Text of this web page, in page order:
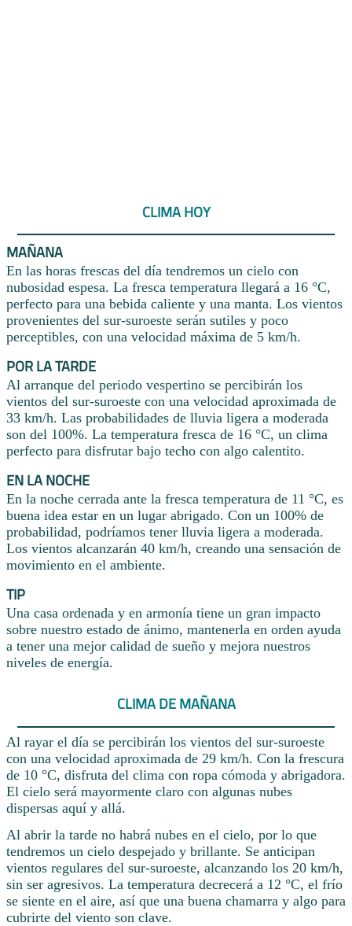
CLIMA HOY
MAÑANA
En las horas frescas del día tendremos un cielo con
nubosidad espesa. La fresca temperatura llegará a 16 °C,
perfecto para una bebida caliente y una manta. Los vientos
provenientes del sur-suroeste serán sutiles y poco
perceptibles, con una velocidad máxima de 5 km/h.
POR LA TARDE
Al arranque del periodo vespertino se percibirán los
vientos del sur-suroeste con una velocidad aproximada de
33 km/h. Las probabilidades de lluvia ligera a moderada
son del 100%. La temperatura fresca de 16 °C, un clima
perfecto para disfrutar bajo techo con algo calentito.
EN LA NOCHE
En la noche cerrada ante la fresca temperatura de 11 °C, es
buena idea estar en un lugar abrigado. Con un 100% de
probabilidad, podríamos tener lluvia ligera a moderada.
Los vientos alcanzarán 40 km/h, creando una sensación de
movimiento en el ambiente.
TIP
Una casa ordenada y en armonía tiene un gran impacto
sobre nuestro estado de ánimo, mantenerla en orden ayuda
a tener una mejor calidad de sueño y mejora nuestros
niveles de energía.
CLIMA DE MAÑANA
Al rayar el día se percibirán los vientos del sur-suroeste
con una velocidad aproximada de 29 km/h. Con la frescura
de 10 °C, disfruta del clima con ropa cómoda y abrigadora.
El cielo será mayormente claro con algunas nubes
dispersas aquí y allá.
Al abrir la tarde no habrá nubes en el cielo, por lo que
tendremos un cielo despejado y brillante. Se anticipan
vientos regulares del sur-suroeste, alcanzando los 20 km/h,
sin ser agresivos. La temperatura decrecerá a 12 °C, el frío
se siente en el aire, así que una buena chamarra y algo para
cubrirte del viento son clave.